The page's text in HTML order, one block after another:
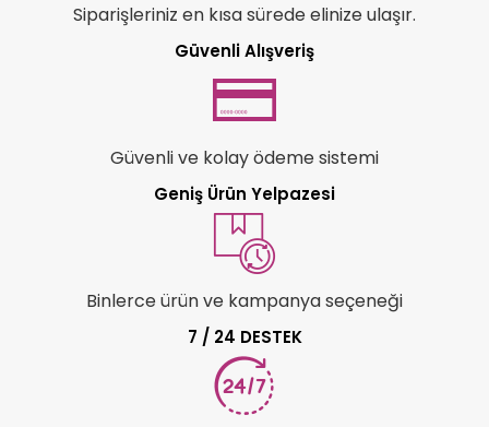
Siparişleriniz en kısa sürede elinize ulaşır.
Güvenli Alışveriş
Güvenli ve kolay ödeme sistemi
Geniş Ürün Yelpazesi
Binlerce ürün ve kampanya seçeneği
7 / 24 DESTEK